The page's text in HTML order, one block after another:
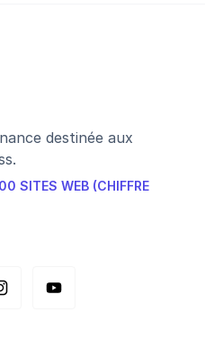
destinée aux
SITES WEB (CHIFFRE
YouTube